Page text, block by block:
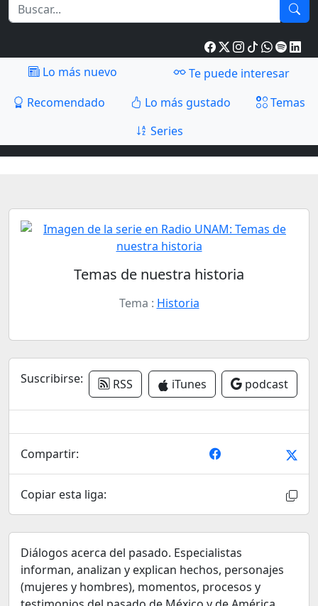
Lo más nuevo
Te puede interesar
Recomendado
Lo más gustado
Temas
Series
Temas de nuestra historia
Tema : Historia
Suscribirse: RSS iTunes podcast
Compartir:
Copiar esta liga:
Diálogos acerca del pasado. Especialistas
informan, analizan y explican hechos, personajes
(mujeres y hombres), momentos, procesos y